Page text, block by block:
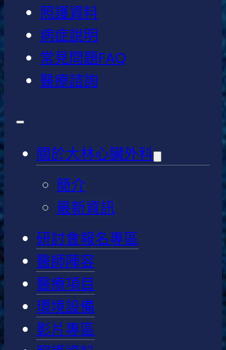
照護資料
病症說明
常見問題FAQ
醫療諮詢
關於大林心臟外科
簡介
最新資訊
研討會報名專區
醫師陣容
醫療項目
環境設備
影片專區